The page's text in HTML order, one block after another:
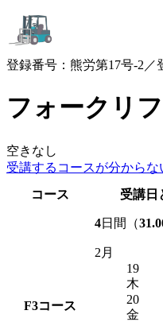
登録番号：熊労第17号-2／
フォークリ
空きなし
受講するコースが分からな
コース
受講日
F3コース
4日間（
2月
19
木
20
金